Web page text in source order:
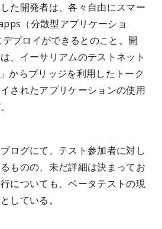
た開発者は、各々自由にスマー
（分散型アプリケーショ
プロイができるとのこと。開
、イーサリアムのテストネット
からブリッジを利用したトーク
されたアプリケーションの使用
ログにて、テスト参加者に対し
ものの、未だ詳細は決まってお
についても、ベータテストの現
している。